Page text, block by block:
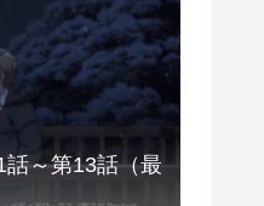
～第13話（最